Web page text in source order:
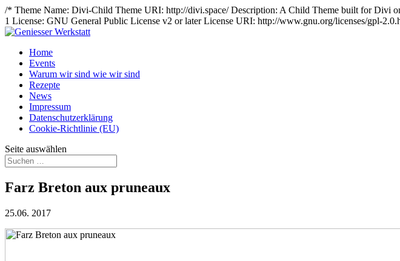
/* Theme Name: Divi-Child Theme URI: http://divi.space/ Description: A Child Theme built for Divi
1 License: GNU General Public License v2 or later License URI: http://www.gnu.org/licenses/gpl-
Home
Events
Warum wir sind wie wir sind
Rezepte
News
Impressum
Datenschutzerklärung
Cookie-Richtlinie (EU)
Seite auswählen
Farz Breton aux pruneaux
25.06. 2017